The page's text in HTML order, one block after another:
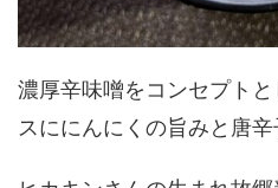
濃厚辛味噌をコンセプト
スににんにくの旨みと唐辛